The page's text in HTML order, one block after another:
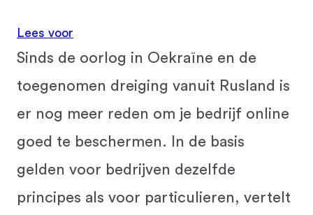
Lees voor
Sinds de oorlog in Oekraïne en de
toegenomen dreiging vanuit Rusland is
er nog meer reden om je bedrijf online
goed te beschermen. In de basis
gelden voor bedrijven dezelfde
principes als voor particulieren, vertelt